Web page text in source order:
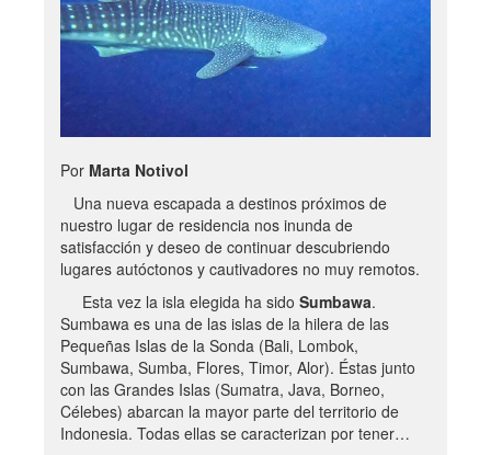
Por Marta Notivol
Una nueva escapada a destinos próximos de
nuestro lugar de residencia nos inunda de
satisfacción y deseo de continuar descubriendo
lugares autóctonos y cautivadores no muy remotos.
Esta vez la isla elegida ha sido Sumbawa.
Sumbawa es una de las islas de la hilera de las
Pequeñas Islas de la Sonda (Bali, Lombok,
Sumbawa, Sumba, Flores, Timor, Alor). Éstas junto
con las Grandes Islas (Sumatra, Java, Borneo,
Célebes) abarcan la mayor parte del territorio de
Indonesia. Todas ellas se caracterizan por tener…